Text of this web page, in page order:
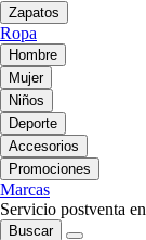
Zapatos
Ropa
Hombre
Mujer
Niños
Deporte
Accesorios
Promociones
Marcas
Servicio postventa
Buscar